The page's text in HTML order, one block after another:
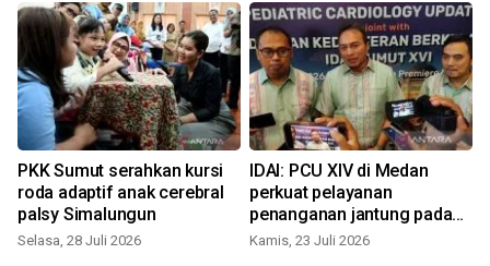
PKK Sumut serahkan kursi
roda adaptif anak cerebral
palsy Simalungun
Selasa, 28 Juli 2026
IDAI: PCU XIV di Medan
perkuat pelayanan
penanganan jantung pada
anak
Kamis, 23 Juli 2026